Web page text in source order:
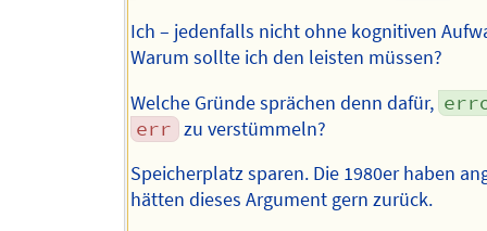
Ich – jedenfalls nicht ohne kognitiven
Warum sollte ich den leisten müssen?
Welche Gründe sprächen denn dafür,
err zu verstümmeln?
Speicherplatz sparen. Die 1980er haben
hätten dieses Argument gern zurück.